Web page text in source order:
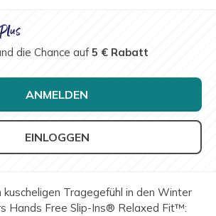
die Chance auf5 € Rabatt
ANMELDEN
EINLOGGEN
Tragegefühl in den Winter
Hands Free Slip-Ins® Relaxed Fit™: